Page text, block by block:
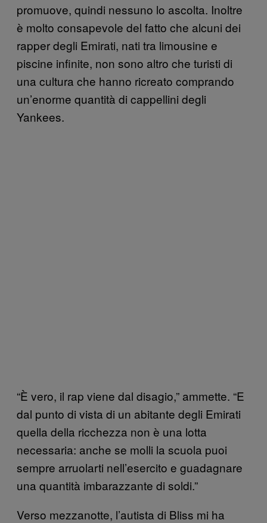
promuove, quindi nessuno lo ascolta. Inoltre
è molto consapevole del fatto che alcuni dei
rapper degli Emirati, nati tra limousine e
piscine infinite, non sono altro che turisti di
una cultura che hanno ricreato comprando
un’enorme quantità di cappellini degli
Yankees.
“È vero, il rap viene dal disagio,” ammette. “E
dal punto di vista di un abitante degli Emirati
quella della ricchezza non è una lotta
necessaria: anche se molli la scuola puoi
sempre arruolarti nell’esercito e guadagnare
una quantità imbarazzante di soldi.”
Verso mezzanotte, l’autista di Bliss mi ha